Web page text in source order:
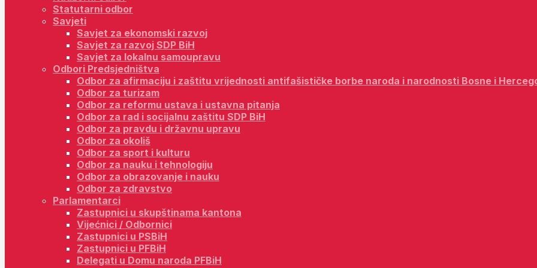
Statutarni odbor
Savjeti
Savjet za ekonomski razvoj
Savjet za razvoj SDP BiH
Savjet za lokalnu samoupravu
Odbori Predsjedništva
Odbor za afirmaciju i zaštitu vrijednosti antifašističke borbe naroda i narodnosti Bosne i
Odbor za turizam
Odbor za reformu ustava i ustavna pitanja
Odbor za rad i socijalnu zaštitu SDP BiH
Odbor za pravdu i državnu upravu
Odbor za okoliš
Odbor za sport i kulturu
Odbor za nauku i tehnologiju
Odbor za obrazovanje i nauku
Odbor za zdravstvo
Parlamentarci
Zastupnici u skupštinama kantona
Vijećnici / Odbornici
Zastupnici u PSBiH
Zastupnici u PFBiH
Delegati u Domu naroda PFBiH